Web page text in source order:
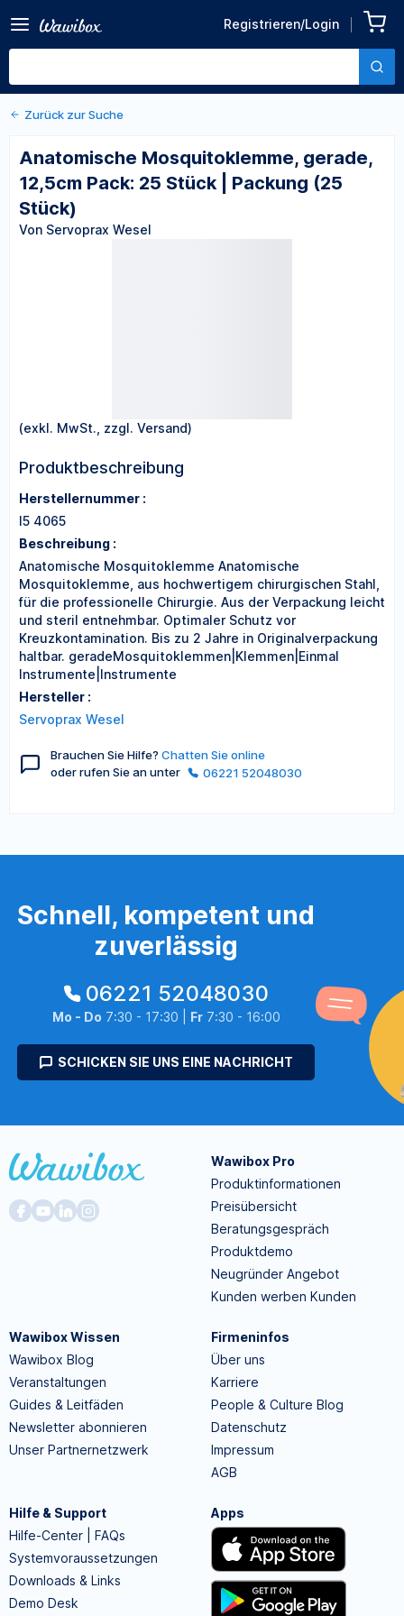
Registrieren/Login
Mosquitoklemme, gerade,
12,5cm Pack: 25 Stück |
Von Servoprax Wesel
Zurück zu den Produktdetails
Zurück zur Suche
Anatomische Mosquitoklemme, gerade,
12,5cm Pack: 25 Stück | Packung (25
Stück)
Von Servoprax Wesel
(exkl. MwSt., zzgl. Versand)
Produktbeschreibung
Herstellernummer :
I5 4065
Beschreibung :
Anatomische Mosquitoklemme Anatomische
Mosquitoklemme, aus hochwertigem chirurgischen Stahl,
für die professionelle Chirurgie. Aus der Verpackung leicht
und steril entnehmbar. Optimaler Schutz vor
Kreuzkontamination. Bis zu 2 Jahre in Originalverpackung
haltbar. geradeMosquitoklemmen|Klemmen|Einmal
Instrumente|Instrumente
Hersteller :
Servoprax Wesel
Brauchen Sie Hilfe? Chatten Sie online
oder rufen Sie an unter
06221 52048030
Schnell, kompetent und
zuverlässig
06221 52048030
Mo - Do 7:30 - 17:30 | Fr7:30 - 16:00
SCHICKEN SIE UNS EINE NACHRICHT
Wawibox Pro
Produktinformationen
Preisübersicht
Beratungsgespräch
Produktdemo
Neugründer Angebot
Kunden werben Kunden
Wawibox Wissen
Wawibox Blog
Veranstaltungen
Guides & Leitfäden
Newsletter abonnieren
Unser Partnernetzwerk
Firmeninfos
Über uns
Karriere
People & Culture Blog
Datenschutz
Impressum
AGB
Hilfe & Support
Hilfe-Center | FAQs
Systemvoraussetzungen
Downloads & Links
Demo Desk
Apps